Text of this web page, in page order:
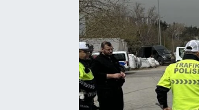
KÜLTÜR SANAT
MAGAZİN
POLİTİKA